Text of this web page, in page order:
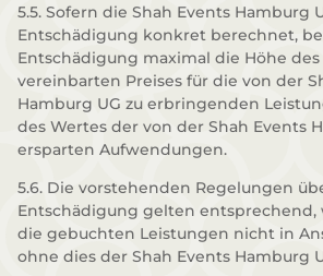
5.5. Sofern die Shah Events Hamburg
Entschädigung konkret berechnet,
Entschädigung maximal die Höhe
vereinbarten Preises für die von der
Hamburg UG zu erbringenden
des Wertes der von der Shah Events
ersparten Aufwendungen.
5.6. Die vorstehenden Regelungen
Entschädigung gelten entsprechend,
die gebuchten Leistungen nicht in
ohne dies der Shah Events Hamburg